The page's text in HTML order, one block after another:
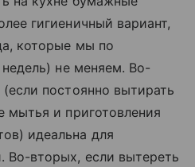
гигиеничный вариант,
которые мы по
не меняем. Во-
постоянно вытирать
мытья и приготовления
идеальна для
Во-вторых, если вытереть